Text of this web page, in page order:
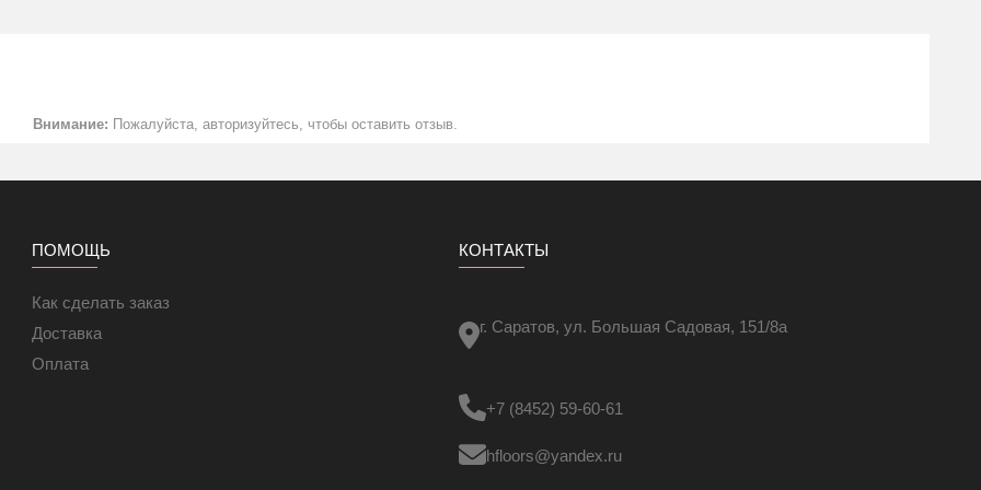
основного отопления, рекомендуется заложить 200-250 Вт на квадратный метр при минимальных теплопотерях.
Внимание: Пожалуйста, авторизуйтесь, чтобы оставить отзыв.
ПОМОЩЬ
Как сделать заказ
Доставка
Оплата
КОНТАКТЫ
г. Саратов, ул. Большая Садовая, 151/8а
+7 (8452) 59-60-61
hfloors@yandex.ru